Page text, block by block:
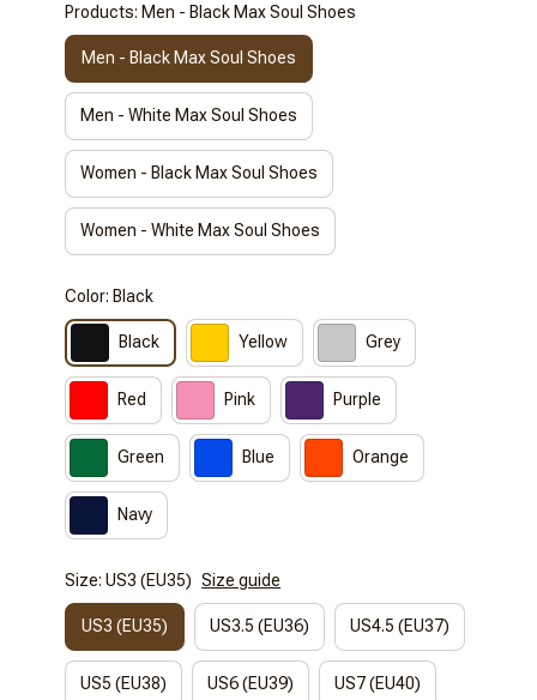
Products: Men - Black Max Soul Shoes
Men - Black Max Soul Shoes
Men - White Max Soul Shoes
Women - Black Max Soul Shoes
Women - White Max Soul Shoes
Color: Black
Black Yellow Grey
Red Pink Purple
Green Blue Orange
Navy
Size: US3 (EU35) Size guide
US3 (EU35) US3.5 (EU36) US4.5 (EU37)
US5 (EU38) US6 (EU39) US7 (EU40)